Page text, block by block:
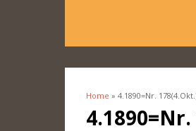
You are here
Home » 4.1890=Nr.